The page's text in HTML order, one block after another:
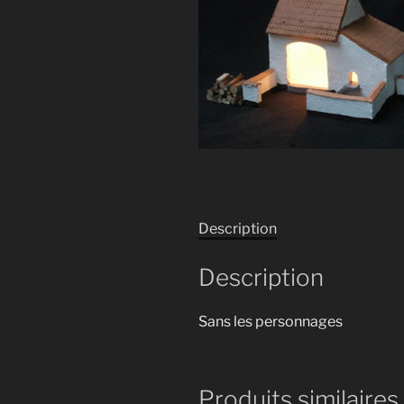
Description
Description
Sans les personnages